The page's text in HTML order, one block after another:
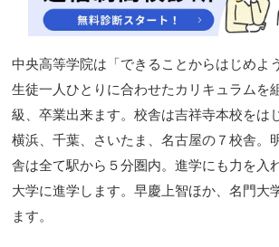
中央高等学院は「できることからはじめよ
生徒一人ひとりに合わせたカリキュラムを
級、卒業出来ます。校舎は吉祥寺本校をは
横浜、千葉、さいたま、名古屋の７校舎。
舎は全て駅から５分圏内。進学にも力を入
大学に進学します。早慶上智ほか、名門大
ます。